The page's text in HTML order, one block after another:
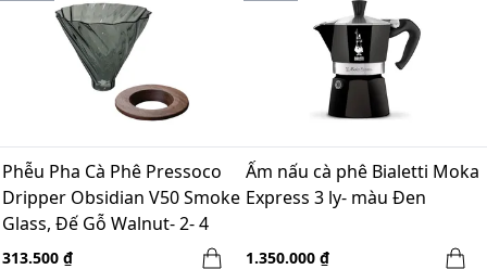
Phễu Pha Cà Phê Pressoco
Dripper Obsidian V50 Smoke
Glass, Đế Gỗ Walnut- 2- 4
Cups
313.500 ₫
Ấm nấu cà phê Bialetti Moka
Express 3 ly- màu Đen
1.350.000 ₫